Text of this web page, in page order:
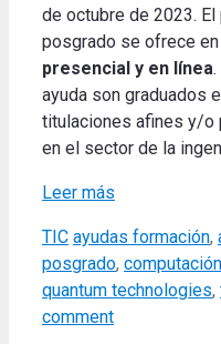
de octubre de 2023.
posgrado se ofrece en
presencial y en línea
ayuda son graduados
titulaciones afines y/o
en el sector de la
Leer más
Categories
TIC Tags
ayudas formación,
posgrado,
quantum technologies,
comment